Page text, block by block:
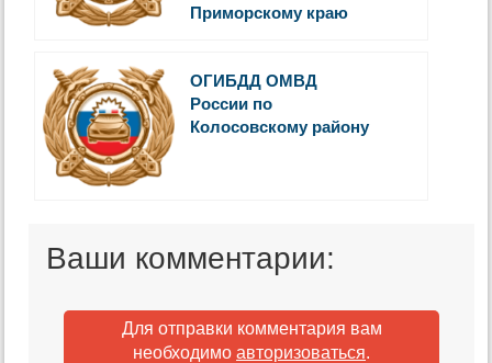
Приморскому краю
ОГИБДД ОМВД
России по
Колосовскому району
Ваши комментарии:
Для отправки комментария вам
необходимо авторизоваться.